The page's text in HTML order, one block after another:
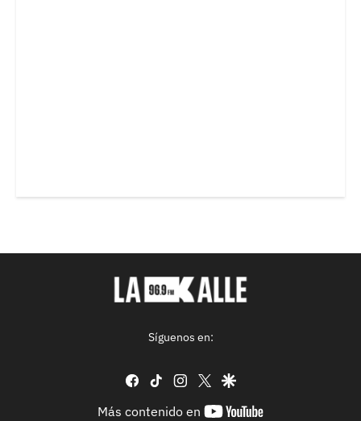
Síguenos en:
facebook
tiktok instagram
twittergoogle
Más contenido en
youtube-